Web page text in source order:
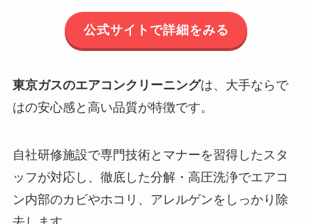
公式サイトで詳細をみる
東京ガスのエアコンクリーニングは、大手ならで
はの安心感と高い品質が特徴です。
自社研修施設で専門技術とマナーを習得したスタ
ッフが対応し、徹底した分解・高圧洗浄でエアコ
ン内部のカビやホコリ、アレルゲンをしっかり除